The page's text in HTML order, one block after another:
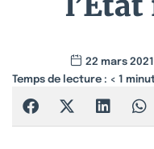
22 mars 2021
Temps de lecture : < 1